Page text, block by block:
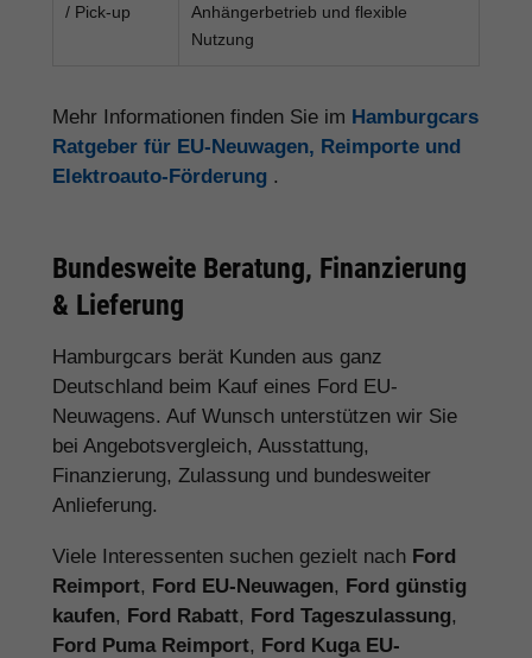
/ Pick-up
Anhängerbetrieb und flexible
Nutzung
Mehr Informationen finden Sie im Hamburgcars
Ratgeber für EU-Neuwagen, Reimporte und
Elektroauto-Förderung .
Bundesweite Beratung, Finanzierung
& Lieferung
Hamburgcars berät Kunden aus ganz
Deutschland beim Kauf eines Ford EU-
Neuwagens. Auf Wunsch unterstützen wir Sie
bei Angebotsvergleich, Ausstattung,
Finanzierung, Zulassung und bundesweiter
Anlieferung.
Viele Interessenten suchen gezielt nach Ford
Reimport, Ford EU-Neuwagen, Ford günstig
kaufen, Ford Rabatt, Ford Tageszulassung,
Ford Puma Reimport, Ford Kuga EU-